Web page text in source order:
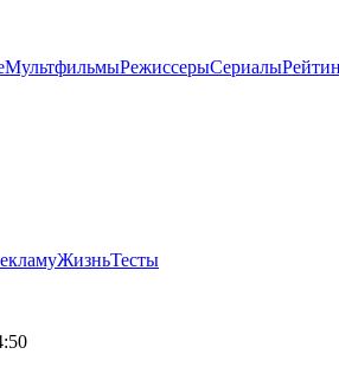
МультфильмыРежиссерыСериалы
ЖизньТесты